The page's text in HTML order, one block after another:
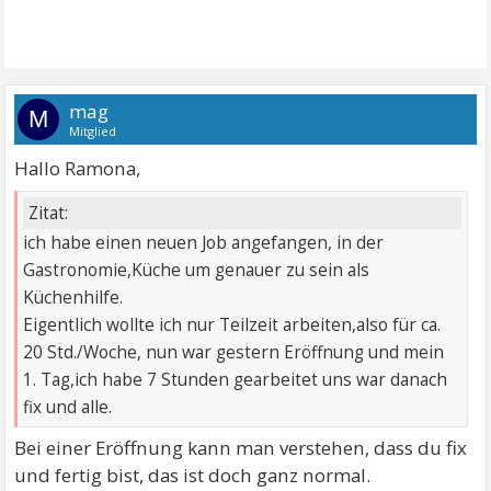
M mag
Mitglied
Hallo Ramona,
Zitat:
ich habe einen neuen Job angefangen, in der
Gastronomie,Küche um genauer zu sein als
Küchenhilfe.
Eigentlich wollte ich nur Teilzeit arbeiten,also für ca.
20 Std./Woche, nun war gestern Eröffnung und mein
1. Tag,ich habe 7 Stunden gearbeitet uns war danach
fix und alle.
Bei einer Eröffnung kann man verstehen, dass du fix
und fertig bist, das ist doch ganz normal.